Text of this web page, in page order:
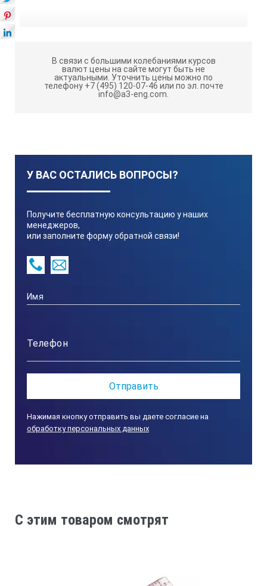
В связи с большими колебаниями курсов
валют цены на сайте могут быть не
актуальными. Уточнить цены можно по
телефону +7 (495) 120-07-46 или по эл. почте
info@a3-eng.com.
У ВАС ОСТАЛИСЬ ВОПРОСЫ?
Получите бесплатную консультацию у наших
менеджеров,
или заполните форму обратной связи!
Нажимая кнопку отправить вы даете согласие на
обработку персональных данных
C этим товаром смотрят